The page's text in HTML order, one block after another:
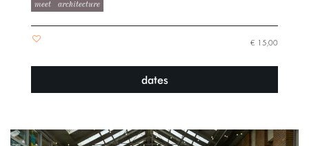
meet architecture
€ 15,00
dates